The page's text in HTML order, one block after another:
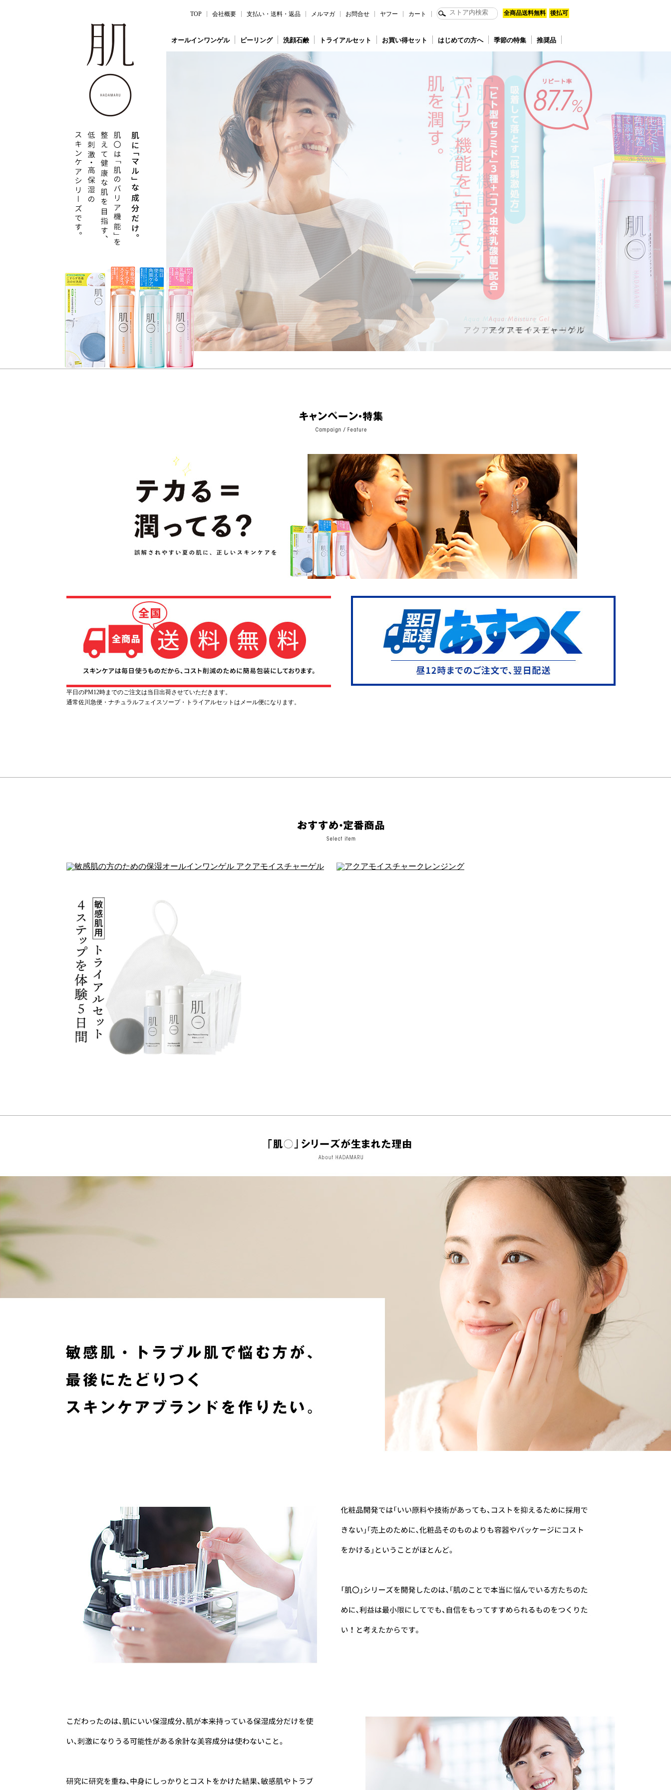
TOP 会社概要 支払い・送料・返品 メルマガ お問合せ ヤフー カート 全商品送料無料 後払可
オールインワンゲル ピーリング 洗顔石鹸 トライアルセット お買い得セット はじめての方へ 季節の特集 推奨品
平日のPM12時までのご注文は当日出荷させていただきます。
通常佐川急便・ナチュラルフェイスソープ・トライアルセットはメール便になります。